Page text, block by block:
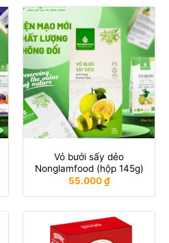
Vỏ bưởi sấy dẻo
Nonglamfood (hộp 145g)
55.000₫